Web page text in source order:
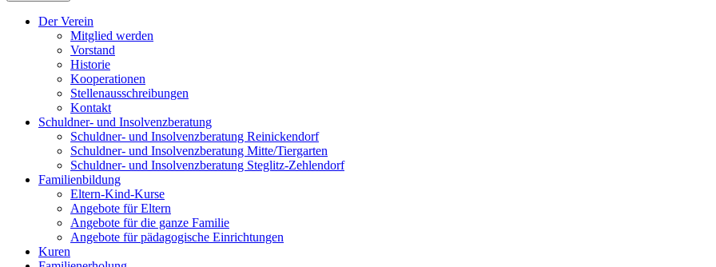
Der Verein
Mitglied werden
Vorstand
Historie
Kooperationen
Stellenausschreibungen
Kontakt
Schuldner- und Insolvenzberatung
Schuldner- und Insolvenzberatung Reinickendorf
Schuldner- und Insolvenzberatung Mitte/Tiergarten
Schuldner- und Insolvenzberatung Steglitz-Zehlendorf
Familienbildung
Eltern-Kind-Kurse
Angebote für Eltern
Angebote für die ganze Familie
Angebote für pädagogische Einrichtungen
Kuren